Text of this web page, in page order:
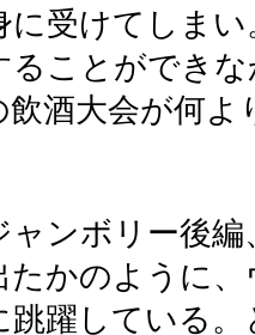
に受けてしま
ることができ
飲酒大会が何よ
ャンボリー後編
たかのように
跳躍している